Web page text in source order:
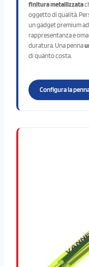
finitura metallizzata
oggetto di qualità.
un gadget premium
rappresentanza e
duratura. Una penna
di quanto costa.
Configura la